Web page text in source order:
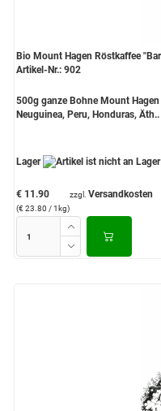
Bio Mount Hagen Röstkaffee
Artikel-Nr.: 902
500g ganze Bohne Mount
Neuguinea, Peru, Honduras, Äth..
Lager
€ 11.90
(€ 23.80 / 1kg)
zzgl. Versandkosten